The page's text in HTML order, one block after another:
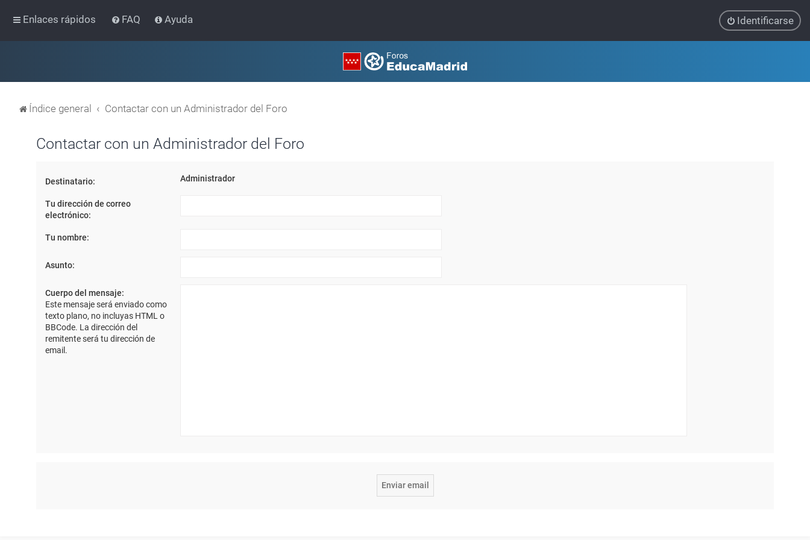
Enlaces rápidos FAQ Ayuda Identificarse
Índice general Contactar con un Administrador del Foro
Contactar con un Administrador del Foro
Destinatario: Administrador
Tu dirección de correo
electrónico:
Tu nombre:
Asunto:
Cuerpo del mensaje:
Este mensaje será enviado como
texto plano, no incluyas HTML o
BBCode. La dirección del
remitente será tu dirección de
email.